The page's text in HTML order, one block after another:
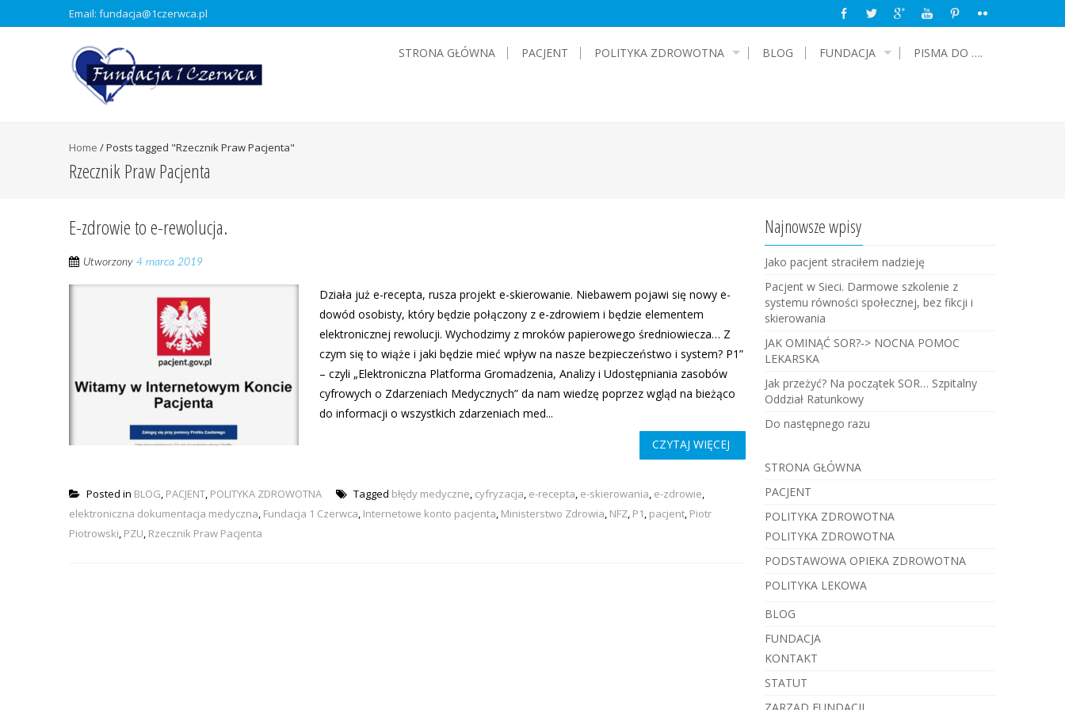
Email: fundacja@1czerwca.pl
STRONA GŁÓWNA PACJENT POLITYKA ZDROWOTNA BLOG FUNDACJA PISMA DO ….
Home /Posts tagged "Rzecznik Praw Pacjenta"
Rzecznik Praw Pacjenta
E-zdrowie to e-rewolucja.
Utworzony 4 marca 2019
Działa już e-recepta, rusza projekt e-skierowanie. Niebawem pojawi się nowy e-
dowód osobisty, który będzie połączony z e-zdrowiem i będzie elementem
elektronicznej rewolucji. Wychodzimy z mroków papierowego średniowiecza… Z
czym się to wiąże i jaki będzie mieć wpływ na nasze bezpieczeństwo i system? P1”
– czyli „Elektroniczna Platforma Gromadzenia, Analizy i Udostępniania zasobów
cyfrowych o Zdarzeniach Medycznych” da nam wiedzę poprzez wgląd na bieżąco
do informacji o wszystkich zdarzeniach med...
CZYTAJ WIĘCEJ
Posted in BLOG, PACJENT, POLITYKA ZDROWOTNA Tagged błędy medyczne, cyfryzacja, e-recepta, e-skierowania, e-zdrowie,
elektroniczna dokumentacja medyczna, Fundacja 1 Czerwca, Internetowe konto pacjenta, Ministerstwo Zdrowia, NFZ, P1, pacjent, Piotr
Piotrowski, PZU, Rzecznik Praw Pacjenta
Najnowsze wpisy
Jako pacjent straciłem nadzieję
Pacjent w Sieci. Darmowe szkolenie z
systemu równości społecznej, bez fikcji i
skierowania
JAK OMINĄĆ SOR?-> NOCNA POMOC
LEKARSKA
Jak przeżyć? Na początek SOR… Szpitalny
Oddział Ratunkowy
Do następnego razu
STRONA GŁÓWNA
PACJENT
POLITYKA ZDROWOTNA
POLITYKA ZDROWOTNA
PODSTAWOWA OPIEKA ZDROWOTNA
POLITYKA LEKOWA
BLOG
FUNDACJA
KONTAKT
STATUT